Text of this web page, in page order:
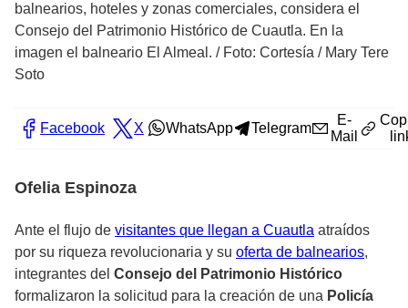
balnearios, hoteles y zonas comerciales, considera el
Consejo del Patrimonio Histórico de Cuautla. En la
imagen el balneario El Almeal. / Foto: Cortesía / Mary Tere
Soto
Facebook X WhatsApp Telegram
E-
Mail
Ofelia Espinoza
Ante el flujo de visitantes que llegan a Cuautla atraídos
por su riqueza revolucionaria y su oferta de balnearios,
integrantes del Consejo del Patrimonio Histórico
formalizaron la solicitud para la creación de una Policía